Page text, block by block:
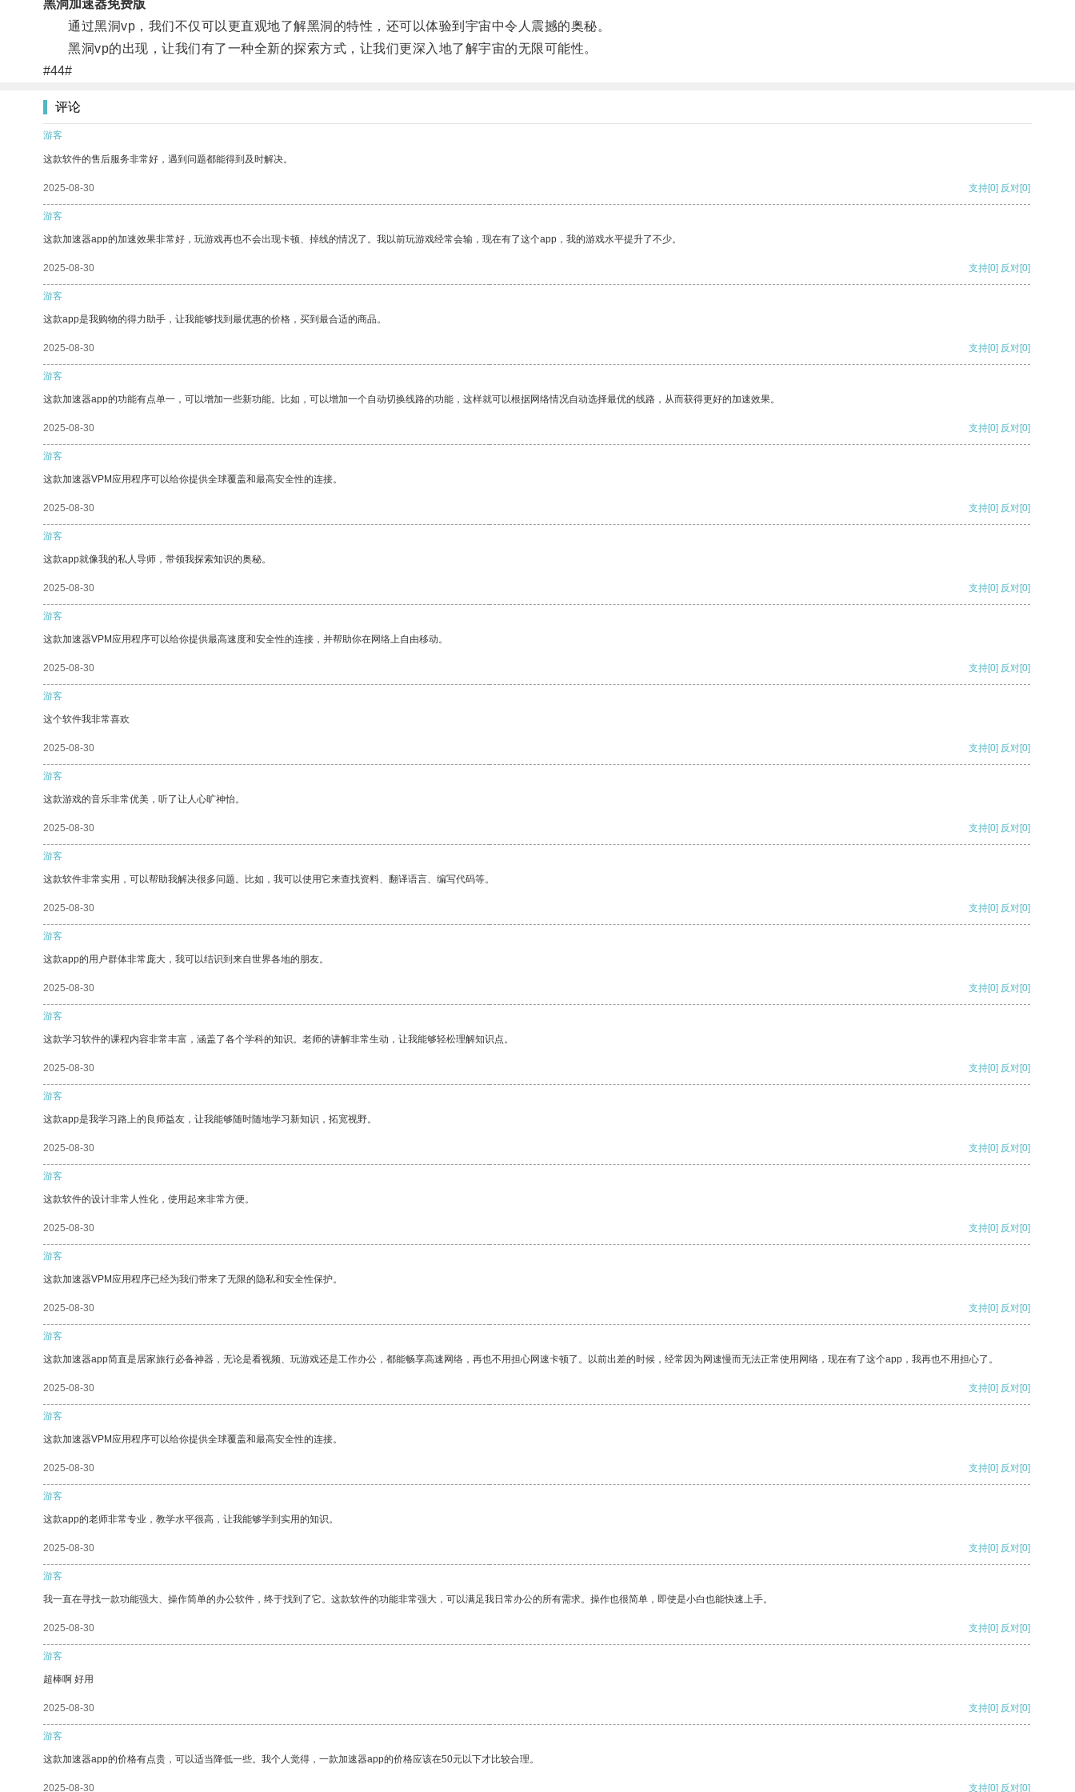
黑洞加速器免费版
通过黑洞vp，我们不仅可以更直观地了解黑洞的特性，还可以体验到宇宙中令人震撼的奥秘。
黑洞vp的出现，让我们有了一种全新的探索方式，让我们更深入地了解宇宙的无限可能性。
#44#
评论
游客
这款软件的售后服务非常好，遇到问题都能得到及时解决。
2025-08-30 支持[0] 反对[0]
游客
这款加速器app的加速效果非常好，玩游戏再也不会出现卡顿、掉线的情况了。我以前玩游戏经常会输，现在有了这个app，我的游戏水平提升了不少。
2025-08-30 支持[0] 反对[0]
游客
这款app是我购物的得力助手，让我能够找到最优惠的价格，买到最合适的商品。
2025-08-30 支持[0] 反对[0]
游客
这款加速器app的功能有点单一，可以增加一些新功能。比如，可以增加一个自动切换线路的功能，这样就可以根据网络情况自动选择最优的线路，从而获得更好的加速效果。
2025-08-30 支持[0] 反对[0]
游客
这款加速器VPM应用程序可以给你提供全球覆盖和最高安全性的连接。
2025-08-30 支持[0] 反对[0]
游客
这款app就像我的私人导师，带领我探索知识的奥秘。
2025-08-30 支持[0] 反对[0]
游客
这款加速器VPM应用程序可以给你提供最高速度和安全性的连接，并帮助你在网络上自由移动。
2025-08-30 支持[0] 反对[0]
游客
这个软件我非常喜欢
2025-08-30 支持[0] 反对[0]
游客
这款游戏的音乐非常优美，听了让人心旷神怡。
2025-08-30 支持[0] 反对[0]
游客
这款软件非常实用，可以帮助我解决很多问题。比如，我可以使用它来查找资料、翻译语言、编写代码等。
2025-08-30 支持[0] 反对[0]
游客
这款app的用户群体非常庞大，我可以结识到来自世界各地的朋友。
2025-08-30 支持[0] 反对[0]
游客
这款学习软件的课程内容非常丰富，涵盖了各个学科的知识。老师的讲解非常生动，让我能够轻松理解知识点。
2025-08-30 支持[0] 反对[0]
游客
这款app是我学习路上的良师益友，让我能够随时随地学习新知识，拓宽视野。
2025-08-30 支持[0] 反对[0]
游客
这款软件的设计非常人性化，使用起来非常方便。
2025-08-30 支持[0] 反对[0]
游客
这款加速器VPM应用程序已经为我们带来了无限的隐私和安全性保护。
2025-08-30 支持[0] 反对[0]
游客
这款加速器app简直是居家旅行必备神器，无论是看视频、玩游戏还是工作办公，都能畅享高速网络，再也不用担心网速卡顿了。以前出差的时候，经常因为网速慢而无法正常使用网络，现在有了这个app，我再也不用担心了。
2025-08-30 支持[0] 反对[0]
游客
这款加速器VPM应用程序可以给你提供全球覆盖和最高安全性的连接。
2025-08-30 支持[0] 反对[0]
游客
这款app的老师非常专业，教学水平很高，让我能够学到实用的知识。
2025-08-30 支持[0] 反对[0]
游客
我一直在寻找一款功能强大、操作简单的办公软件，终于找到了它。这款软件的功能非常强大，可以满足我日常办公的所有需求。操作也很简单，即使是小白也能快速上手。
2025-08-30 支持[0] 反对[0]
游客
超棒啊 好用
2025-08-30 支持[0] 反对[0]
游客
这款加速器app的价格有点贵，可以适当降低一些。我个人觉得，一款加速器app的价格应该在50元以下才比较合理。
2025-08-30 支持[0] 反对[0]